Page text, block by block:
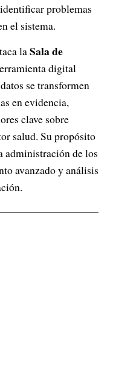
problemas
el sistema.
laSala de
digital
se transformen
en evidencia,
clave sobre
salud. Su propósito
administración de los
avanzado y análisis